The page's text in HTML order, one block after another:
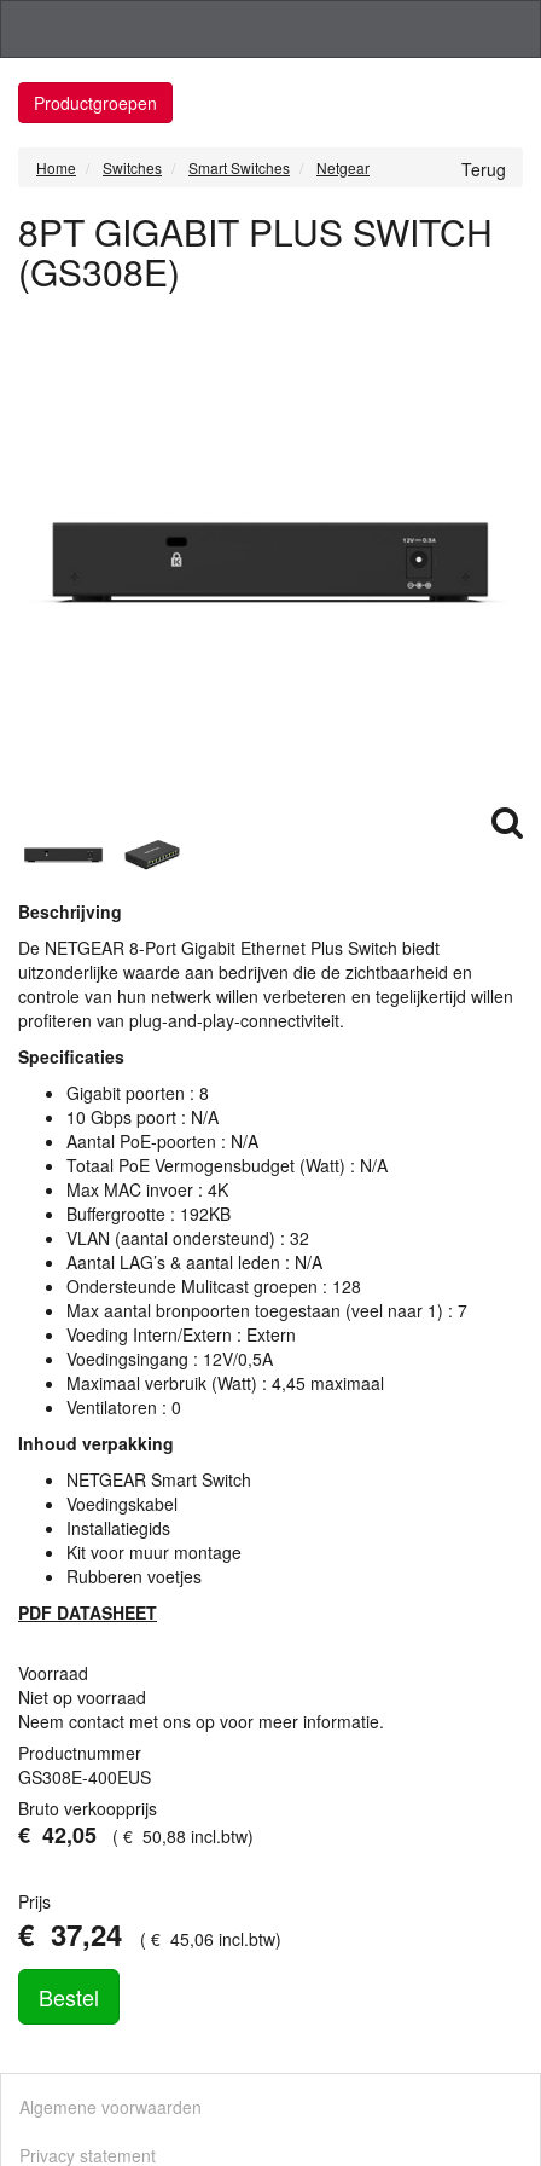
Productgroepen
Terug
Home Switches Smart Switches Netgear
8PT GIGABIT PLUS SWITCH
(GS308E)
Beschrijving
De NETGEAR 8-Port Gigabit Ethernet Plus Switch biedt
uitzonderlijke waarde aan bedrijven die de zichtbaarheid en
controle van hun netwerk willen verbeteren en tegelijkertijd willen
profiteren van plug-and-play-connectiviteit.
Specificaties
Gigabit poorten : 8
10 Gbps poort : N/A
Aantal PoE-poorten : N/A
Totaal PoE Vermogensbudget (Watt) : N/A
Max MAC invoer : 4K
Buffergrootte : 192KB
VLAN (aantal ondersteund) : 32
Aantal LAG’s & aantal leden : N/A
Ondersteunde Mulitcast groepen : 128
Max aantal bronpoorten toegestaan (veel naar 1) : 7
Voeding Intern/Extern : Extern
Voedingsingang : 12V/0,5A
Maximaal verbruik (Watt) : 4,45 maximaal
Ventilatoren : 0
Inhoud verpakking
NETGEAR Smart Switch
Voedingskabel
Installatiegids
Kit voor muur montage
Rubberen voetjes
PDF DATASHEET
Voorraad
Niet op voorraad
Neem contact met ons op voor meer informatie.
Productnummer
GS308E-400EUS
Bruto verkoopprijs
€ 42,05 ( € 50,88 incl.btw)
Prijs
€ 37,24 ( € 45,06 incl.btw)
Bestel
Algemene voorwaarden
Privacy statement